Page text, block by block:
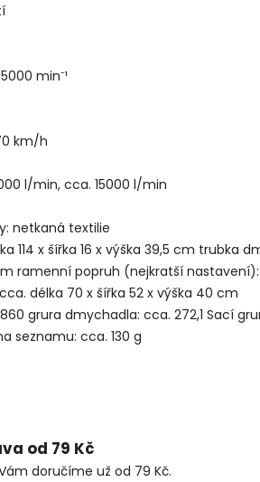
od 79 Kč
doručíme už od 79 Kč.
min⁻¹
km/h
l/min, cca. 15000 l/min
netkaná textilie
114 x šířka 16 x výška 39,5 cm trubka
ramenní popruh (nejkratší
délka 70 x šířka 52 x výška 40 cm
grura dmychadla: cca. 272,1 Sací
seznamu: cca. 130 g